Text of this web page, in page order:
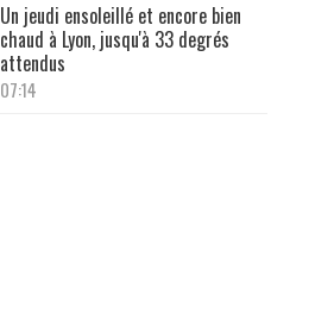
Un jeudi ensoleillé et encore bien
chaud à Lyon, jusqu'à 33 degrés
attendus
07:14